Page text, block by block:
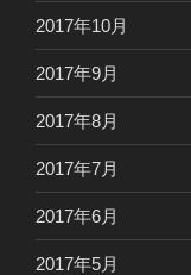
2017年10月
2017年9月
2017年8月
2017年7月
2017年6月
2017年5月